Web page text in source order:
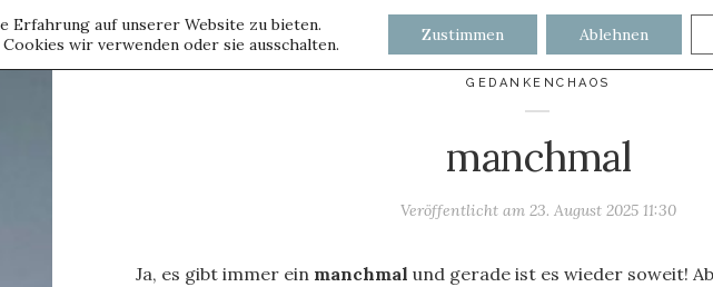
GEDANKENCHAOS
manchmal
Veröffentlicht am23. August 2025 11:30
Ja, es gibt immer ein manchmal und gerade ist es wieder soweit!
Erfahrung auf unserer Website zu bieten.
wir verwenden oder sie ausschalten. Zustimmen Ablehnen